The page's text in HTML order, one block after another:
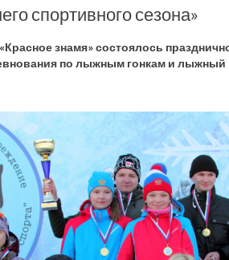
спортивного сезона»
знамя» состоялось
по лыжным гонкам и лыжный